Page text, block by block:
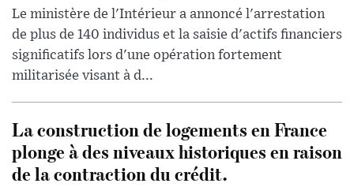
Le ministère de l'Intérieur a annoncé l'arrestation
de plus de 140 individus et la saisie d'actifs financiers
significatifs lors d'une opération fortement
militarisée visant à d...
La construction de logements en France
plonge à des niveaux historiques en raison
de la contraction du crédit.